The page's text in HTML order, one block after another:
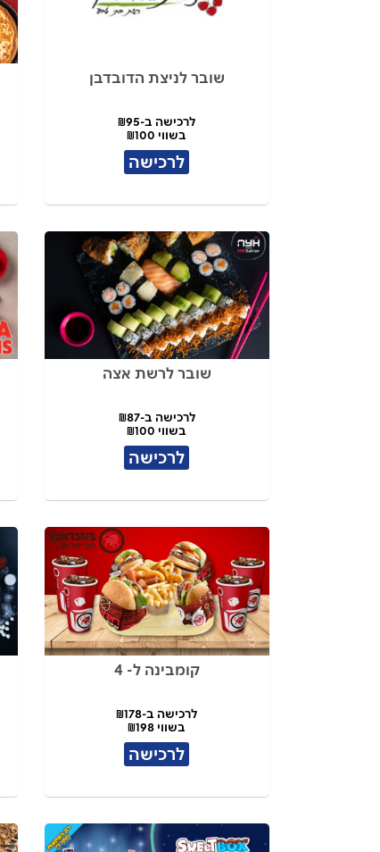
שובר לניצת הדובדבן
לרכישה ב-₪95
בשווי ₪100
לרכישה
שובר לרשת אצה
לרכישה ב-₪87
בשווי ₪100
לרכישה
קומבינה ל- 4
לרכישה ב-₪178
בשווי ₪198
לרכישה